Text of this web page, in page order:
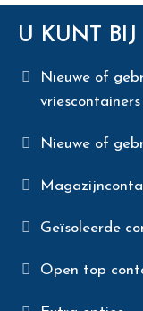
U KUNT BIJ
Nieuwe of
vriescontainers
Nieuwe of
Geïsoleerde
Open top